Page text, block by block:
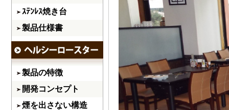
ｽﾃﾝﾚｽ焼き台
製品仕様書
製品の特徴
開発コンセプト
煙を出さない構造